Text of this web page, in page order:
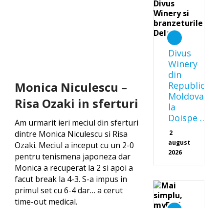
Monica Niculescu –
Risa Ozaki in sferturi
Am urmarit ieri meciul din sferturi
dintre Monica Niculescu si Risa
Ozaki. Meciul a inceput cu un 2-0
pentru tenismena japoneza dar
Monica a recuperat la 2 si apoi a
facut break la 4-3. S-a impus in
primul set cu 6-4 dar… a cerut
time-out medical.
Divus
Winery
din
Republica
Moldova
la
Doispe …
2
august
2026